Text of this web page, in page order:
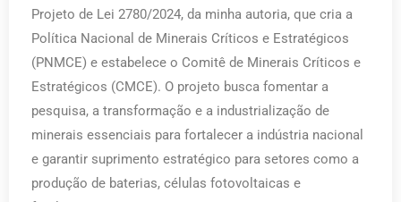
Projeto de Lei 2780/2024, da minha autoria, que cria a
Política Nacional de Minerais Críticos e Estratégicos
(PNMCE) e estabelece o Comitê de Minerais Críticos e
Estratégicos (CMCE). O projeto busca fomentar a
pesquisa, a transformação e a industrialização de
minerais essenciais para fortalecer a indústria nacional
e garantir suprimento estratégico para setores como a
produção de baterias, células fotovoltaicas e